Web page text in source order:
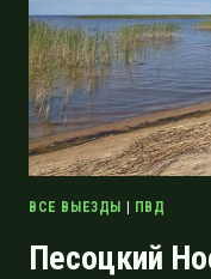
ОТ
ГОРОДА
ВСЕ ВЫЕЗДЫ ПВД
Песоцкий